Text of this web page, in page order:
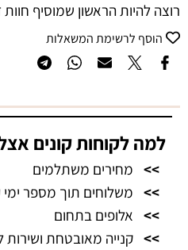
רוצה להיות הראשון שמוסיף
הוסף לרשימת המשאלות
למה לקוחות קונים
>> מחירים משתלמים
>> משלוחים תוך מספר
>> אלופים בתחום
>> קנייה מאובטחת ושירות